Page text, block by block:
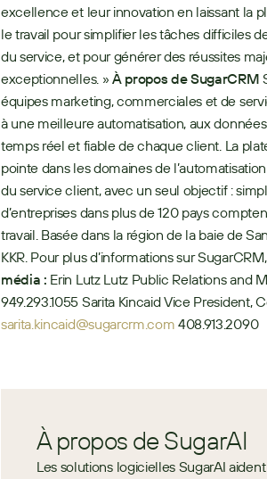
excellence et leur innovation en laissant la
le travail pour simplifier les tâches difficiles
du service, et pour générer des réussites
exceptionnelles. » À propos de SugarCRM
équipes marketing, commerciales et de
à une meilleure automatisation, aux
temps réel et fiable de chaque client. La
pointe dans les domaines de
du service client, avec un seul objectif :
d’entreprises dans plus de 120 pays
travail. Basée dans la région de la baie de
KKR. Pour plus d’informations sur SugarCRM,
média : Erin Lutz Lutz Public Relations and
sarita.kincaid@sugarcrm.com 408.913.2090
À propos de SugarAI
Les solutions logicielles SugarAI